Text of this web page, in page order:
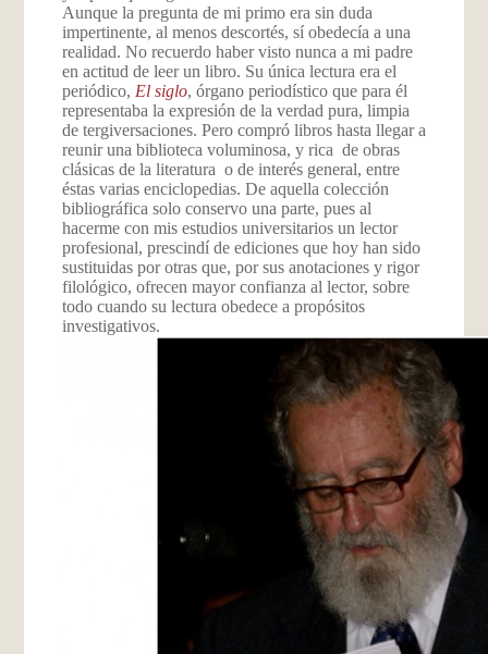
Aunque la pregunta de mi primo era sin duda
impertinente, al menos descortés, sí obedecía a una
realidad. No recuerdo haber visto nunca a mi padre
en actitud de leer un libro. Su única lectura era el
periódico, El siglo, órgano periodístico que para él
representaba la expresión de la verdad pura, limpia
de tergiversaciones. Pero compró libros hasta llegar a
reunir una biblioteca voluminosa, y rica de obras
clásicas de la literatura o de interés general, entre
éstas varias enciclopedias. De aquella colección
bibliográfica solo conservo una parte, pues al
hacerme con mis estudios universitarios un lector
profesional, prescindí de ediciones que hoy han sido
sustituidas por otras que, por sus anotaciones y rigor
filológico, ofrecen mayor confianza al lector, sobre
todo cuando su lectura obedece a propósitos
investigativos.